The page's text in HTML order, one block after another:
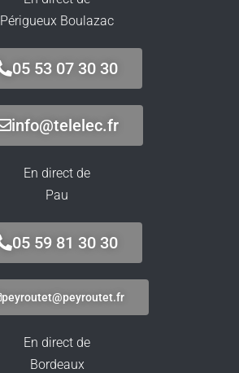
Périgueux Boulazac
05 53 07 30 30
info@telelec.fr
En direct de
Pau
05 59 81 30 30
peyroutet@peyroutet.fr
En direct de
Bordeaux